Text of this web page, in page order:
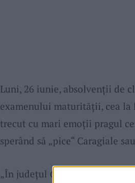
Luni, 26 iunie, absolvenţii de
examenului maturităţii, cea la
trecut cu mari emoţii pragul
sperând să „pice“ Caragiale
„În judeţul Caraş-Severin
sunt